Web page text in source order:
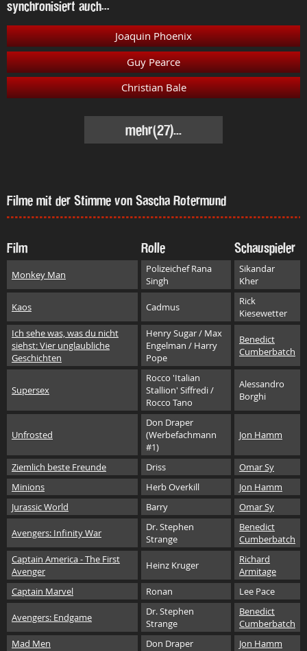
synchronisiert auch...
Joaquin Phoenix
Guy Pearce
Christian Bale
mehr(27)...
Filme mit der Stimme von Sascha Rotermund
Film Rolle Schauspieler
Monkey Man
Polizeichef Rana
Singh
Sikandar
Kher
Kaos Cadmus
Rick
Kiesewetter
Ich sehe was, was du nicht
siehst: Vier unglaubliche
Geschichten
Henry Sugar / Max
Engelman / Harry
Pope
Benedict
Cumberbatch
Supersex
Rocco 'Italian
Stallion' Siffredi /
Rocco Tano
Alessandro
Borghi
Unfrosted
Don Draper
(Werbefachmann
#1)
Jon Hamm
Ziemlich beste Freunde Driss
Omar Sy
Minions
Herb Overkill
Jon Hamm
Jurassic World
Barry Omar Sy
Avengers: Infinity War
Dr. Stephen
Strange
Benedict
Cumberbatch
Captain America - The First
Avenger
Heinz Kruger
Richard
Armitage
Captain Marvel
Ronan Lee Pace
Avengers: Endgame
Dr. Stephen
Strange
Benedict
Cumberbatch
Mad Men
Don Draper Jon Hamm